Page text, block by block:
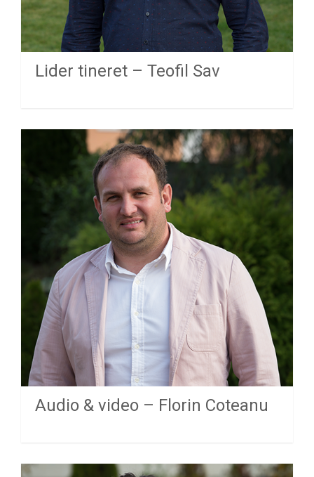
Lider tineret – Teofil Sav
Audio & video – Florin Coteanu